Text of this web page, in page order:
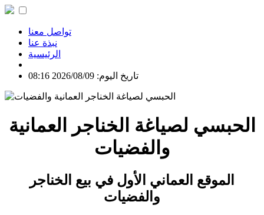
تواصل معنا
نبذة عنا
الرئيسية
تاريخ اليوم: 2026/08/09 08:16
الحبسي لصياغة الخناجر العمانية
والفضيات
الموقع العماني الأول في بيع الخناجر
والفضيات